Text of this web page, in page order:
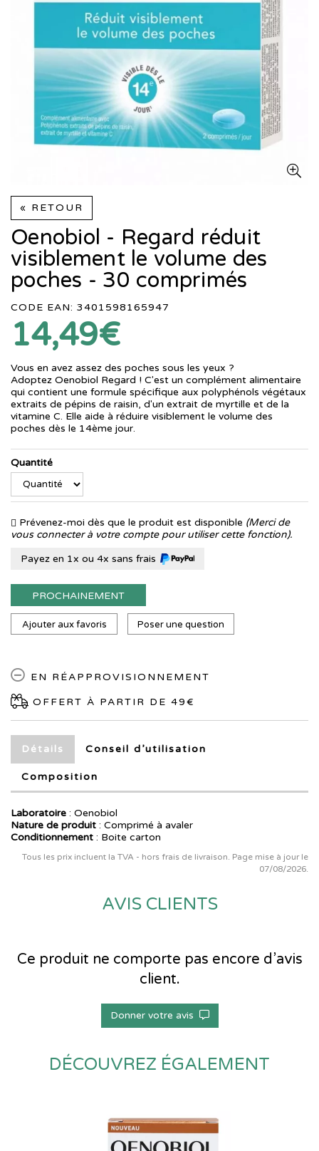
« RETOUR
Oenobiol - Regard réduit
visiblement le volume des
poches - 30 comprimés
CODE EAN: 3401598165947
14,49€
Vous en avez assez des poches sous les yeux ?
Adoptez Oenobiol Regard ! C'est un complément alimentaire
qui contient une formule spécifique aux polyphénols végétaux
extraits de pépins de raisin, d'un extrait de myrtille et de la
vitamine C. Elle aide à réduire visiblement le volume des
poches dès le 14ème jour.
Quantité
Prévenez-moi dès que le produit est disponible (Merci de
vous connecter à votre compte pour utiliser cette fonction).
Payez en 1x ou 4x sans frais
PROCHAINEMENT
Ajouter aux favoris Poser une question
EN RÉAPPROVISIONNEMENT
OFFERT À PARTIR DE 49€
Détails Conseil d’utilisation
Composition
Laboratoire : Oenobiol
Nature de produit : Comprimé à avaler
Conditionnement : Boite carton
Tous les prix incluent la TVA - hors frais de livraison. Page mise à jour le
07/08/2026.
AVIS CLIENTS
Ce produit ne comporte pas encore d’avis
client.
Donner votre avis
DÉCOUVREZ ÉGALEMENT